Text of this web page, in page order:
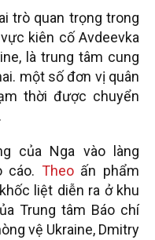
trò quan trọng trong
kiên cố Avdeevka
là trung tâm cung
một số đơn vị quân
thời được chuyển
của Nga vào làng
cáo. Theoấn phẩm
liệt diễn ra ở khu
Trung tâm Báo chí
vệ Ukraine, Dmitry